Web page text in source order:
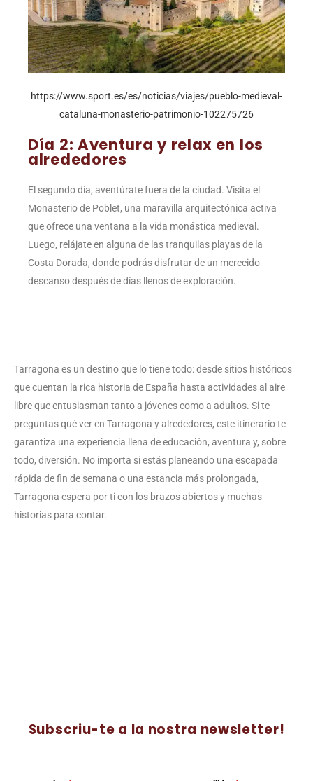
https://www.sport.es/es/noticias/viajes/pueblo-medieval-
cataluna-monasterio-patrimonio-102275726
Día 2: Aventura y relax en los
alrededores
El segundo día, aventúrate fuera de la ciudad. Visita el
Monasterio de Poblet, una maravilla arquitectónica activa
que ofrece una ventana a la vida monástica medieval.
Luego, relájate en alguna de las tranquilas playas de la
Costa Dorada, donde podrás disfrutar de un merecido
descanso después de días llenos de exploración.
Tarragona es un destino que lo tiene todo: desde sitios históricos
que cuentan la rica historia de España hasta actividades al aire
libre que entusiasman tanto a jóvenes como a adultos. Si te
preguntas qué ver en Tarragona y alrededores, este itinerario te
garantiza una experiencia llena de educación, aventura y, sobre
todo, diversión. No importa si estás planeando una escapada
rápida de fin de semana o una estancia más prolongada,
Tarragona espera por ti con los brazos abiertos y muchas
historias para contar.
Subscriu-te a la nostra newsletter!